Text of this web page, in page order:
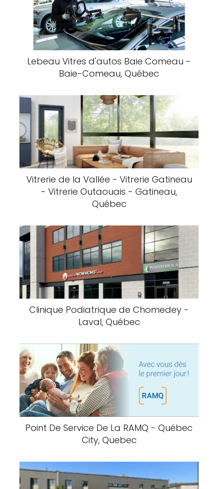
Lebeau Vitres d'autos Baie Comeau -
Baie-Comeau, Québec
Vitrerie de la Vallée - Vitrerie Gatineau
- Vitrerie Outaouais - Gatineau,
Québec
Clinique Podiatrique de Chomedey -
Laval, Québec
Point De Service De La RAMQ - Québec
City, Quebec